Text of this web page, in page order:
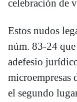
celebración de
Estos nudos
núm. 83-24
adefesio
microempresas
el segundo